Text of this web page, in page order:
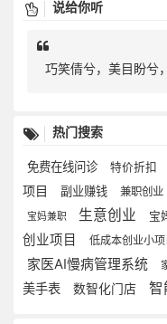
说给你听
巧笑倩兮，美目盼兮
热门搜索
免费在线问诊 特价折扣
项目
副业赚钱 兼职创业
宝妈兼职
生意创业 宝
创业项目
低成本创业小项
家医AI慢病管理系统
美手表
数智化门店 智